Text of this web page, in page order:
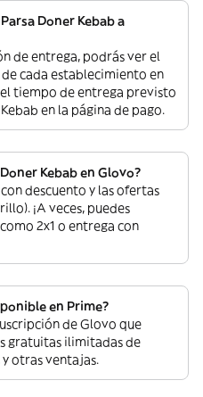
Doner Kebab a
de entrega, podrás ver el
cada establecimiento en
tiempo de entrega previsto
en la página de pago.
Kebab en Glovo?
descuento y las ofertas
¡A veces, puedes
2x1 o entrega con
en Prime?
de Glovo que
gratuitas ilimitadas de
otras ventajas.